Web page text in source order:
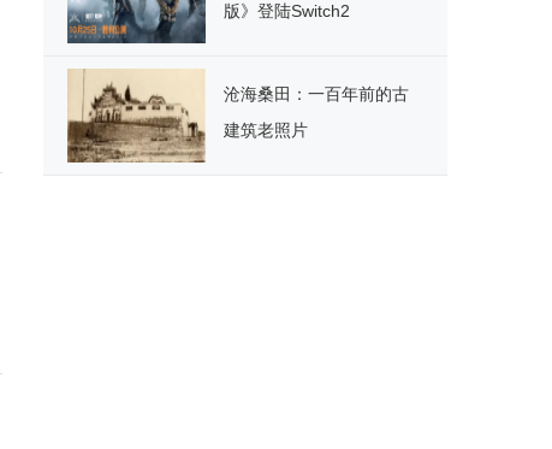
版》登陆Switch2
沧海桑田：一百年前的古
建筑老照片